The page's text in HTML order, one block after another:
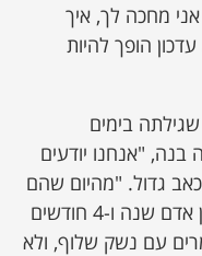
מחכה לך, איך
הופך להיות
בימים
"אנחנו יודעים
גדול. "מהיום שהם
נחטפו עד היום, שזה בלתי נתפס. בן אדם שנה ו-4 חודשים
עם נשק שלוף, ולא